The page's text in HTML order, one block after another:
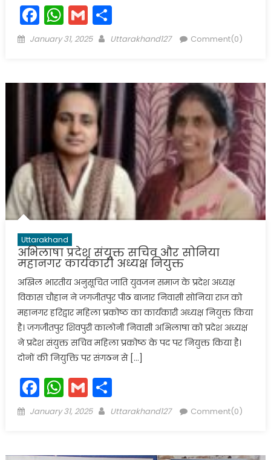
Facebook
WhatsApp
GmailShare
Posted
January 31, 2025 Author
Uttarakhand127 Comment(0)
Uttarakhand
अभिलाषा प्रदेश संयुक्त सचिव और सोनिया
महानगर कार्यकारी अध्यक्ष नियुक्त
अखिल भारतीय अनुसूचित जाति युवजन समाज के प्रदेश अध्यक्ष
विकास चौहान ने जगजीतपुर पीठ बाजार निवासी सोनिया राज को
महानगर हरिद्वार महिला प्रकोष्ठ का कार्यकारी अध्यक्ष नियुक्त किया
है। जगजीतपुर शिवपुरी कालोनी निवासी अभिलाषा को प्रदेश अध्यक्ष
ने प्रदेश संयुक्त सचिव महिला प्रकोष्ठ के पद पर नियुक्त किया है।
दोनों की नियुक्ति पर संगठन से […]
Facebook
WhatsApp
GmailShare
Posted
January 31, 2025 Author
Uttarakhand127 Comment(0)